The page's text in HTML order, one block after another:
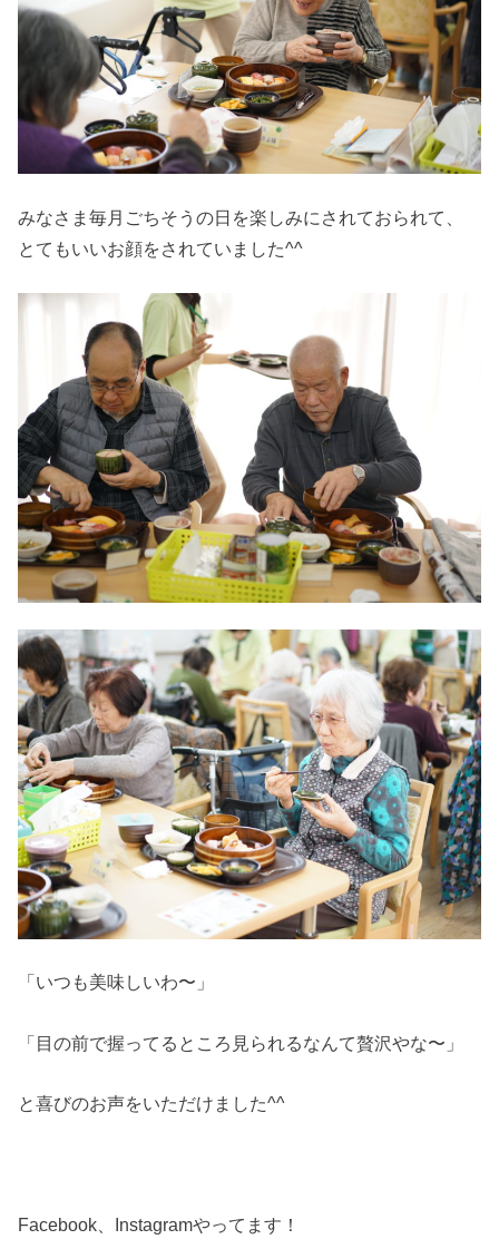
みなさま毎月ごちそうの日を楽しみにされておられて、
とてもいいお顔をされていました^^
「いつも美味しいわ〜」
「目の前で握ってるところ見られるなんて贅沢やな〜」
と喜びのお声をいただけました^^
Facebook、Instagramやってます！